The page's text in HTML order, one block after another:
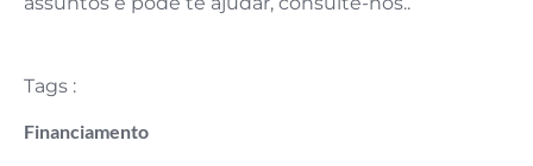
Tags :
Financiamento